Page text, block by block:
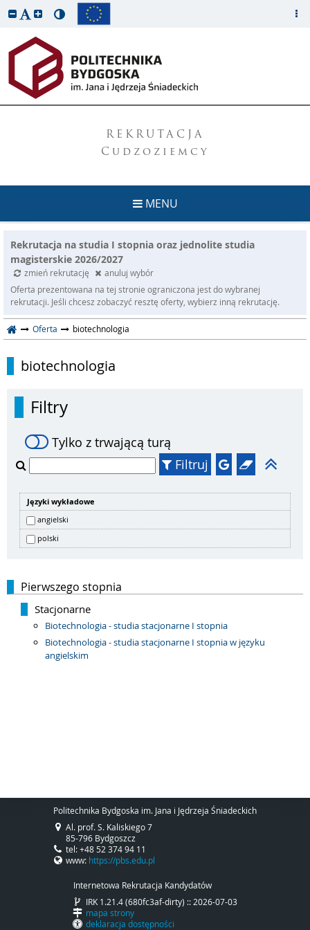
REKRUTACJA
Cudzoziemcy
MENU
Rekrutacja na studia I stopnia oraz jednolite studia
magisterskie 2026/2027
zmień rekrutację
anuluj wybór
Oferta prezentowana na tej stronie ograniczona jest do wybranej
rekrutacji. Jeśli chcesz zobaczyć resztę oferty, wybierz inną rekrutację.
Oferta biotechnologia
biotechnologia
Filtry
Tylko z trwającą turą
Filtruj
Języki wykładowe
angielski
polski
Pierwszego stopnia
Stacjonarne
Biotechnologia - studia stacjonarne I stopnia
Biotechnologia - studia stacjonarne I stopnia w języku
angielskim
Politechnika Bydgoska im. Jana i Jędrzeja Śniadeckich
Al. prof. S. Kaliskiego 7
85-796 Bydgoszcz
tel: +48 52 374 94 11
www: https://pbs.edu.pl
Internetowa Rekrutacja Kandydatów
IRK 1.21.4 (680fc3af-dirty) :: 2026-07-03
mapa strony
deklaracja dostępności